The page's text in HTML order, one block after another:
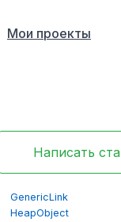
Мои проекты
Написать
GenericLink
HeapObject